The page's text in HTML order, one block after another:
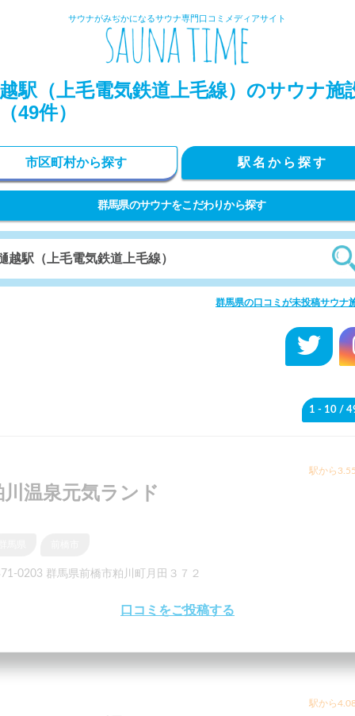
サウナがみぢかになるサウナ専門口コミメディアサイト
駅（上毛電気鉄道上毛線）のサウナ施
49件）
市区町村から探す 駅名から探す
群馬県のサウナをこだわりから探す
群馬県の口コミが未投稿サウナ
1 - 10 /
駅から
川温泉元気ランド
0203 群馬県前橋市粕川町月田３７２
口コミをご投稿する
駅から